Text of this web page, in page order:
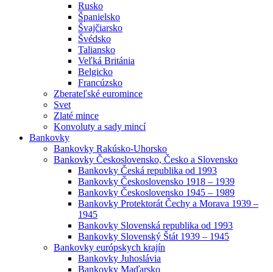
Rusko
Španielsko
Švajčiarsko
Švédsko
Taliansko
Veľká Británia
Belgicko
Francúzsko
Zberateľské euromince
Svet
Zlaté mince
Konvoluty a sady mincí
Bankovky
Bankovky Rakúsko-Uhorsko
Bankovky Československo, Česko a Slovensko
Bankovky Česká republika od 1993
Bankovky Československo 1918 – 1939
Bankovky Československo 1945 – 1989
Bankovky Protektorát Čechy a Morava 1939 –
1945
Bankovky Slovenská republika od 1993
Bankovky Slovenský Štát 1939 – 1945
Bankovky európskych krajín
Bankovky Juhoslávia
Bankovky Maďarsko